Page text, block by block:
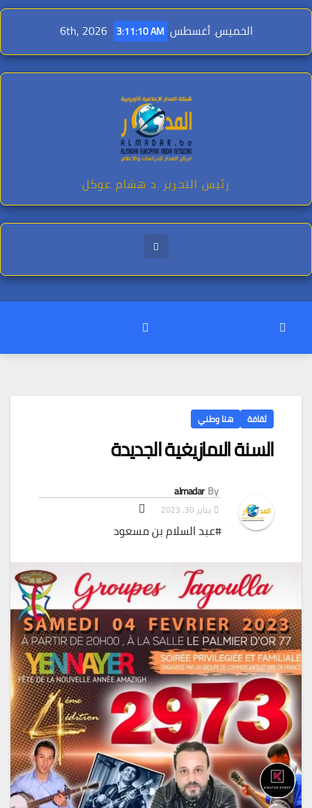
Skip
content
الخميس. أغسطس 6th, 2026 3:11:12 AM
رئيس التحرير .د هشام عوكل
ثقافة هنا وطني
السنة الامازيغية الجديدة
By
almadar
يناير 30, 2023
#عبد السلام بن مسعود